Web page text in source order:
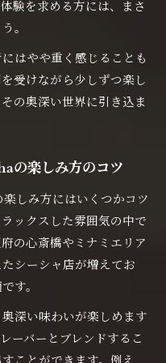
験を求める方には、まさ
。
はやや重く感じることも
受けながら少しずつ楽し
の奥深い世界に引き込ま
の楽しみ方のコツ
しみ方にはいくつかコツ
ックスした雰囲気の中で
の心斎橋やミナミエリア
シーシャ店が増えてお
す。
深い味わいが楽しめます
ーバーとブレンドするこ
ことができます。例え